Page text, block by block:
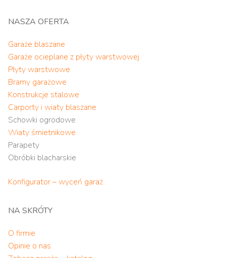
NASZA OFERTA
Garaże blaszane
Garaże ocieplane z płyty warstwowej
Płyty warstwowe
Bramy garażowe
Konstrukcje stalowe
Carporty i wiaty blaszane
Schowki ogrodowe
Wiaty śmietnikowe
Parapety
Obróbki blacharskie
Konfigurator – wyceń garaż
NA SKRÓTY
O firmie
Opinie o nas